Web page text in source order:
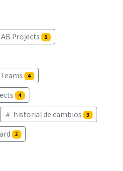
AB Projects 5
4
4
historial de cambios 3
2